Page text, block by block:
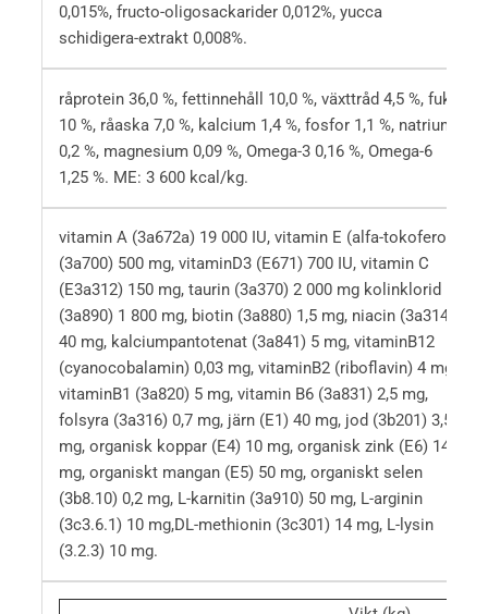
0,015%, fructo-oligosackarider 0,012%, yucca
schidigera-extrakt 0,008%.
råprotein 36,0 %, fettinnehåll 10,0 %, växttråd 4,5 %, fukt
10 %, råaska 7,0 %, kalcium 1,4 %, fosfor 1,1 %, natrium
0,2 %, magnesium 0,09 %, Omega-3 0,16 %, Omega-6
1,25 %. ME: 3 600 kcal/kg.
vitamin A (3a672a) 19 000 IU, vitamin E (alfa-tokoferol)
(3a700) 500 mg, vitaminD3 (E671) 700 IU, vitamin C
(E3a312) 150 mg, taurin (3a370) 2 000 mg kolinklorid
(3a890) 1 800 mg, biotin (3a880) 1,5 mg, niacin (3a314)
40 mg, kalciumpantotenat (3a841) 5 mg, vitaminB12
(cyanocobalamin) 0,03 mg, vitaminB2 (riboflavin) 4 mg,
vitaminB1 (3a820) 5 mg, vitamin B6 (3a831) 2,5 mg,
folsyra (3a316) 0,7 mg, järn (E1) 40 mg, jod (3b201) 3,5
mg, organisk koppar (E4) 10 mg, organisk zink (E6) 140
mg, organiskt mangan (E5) 50 mg, organiskt selen
(3b8.10) 0,2 mg, L-karnitin (3a910) 50 mg, L-arginin
(3c3.6.1) 10 mg,DL-methionin (3c301) 14 mg, L-lysin
(3.2.3) 10 mg.